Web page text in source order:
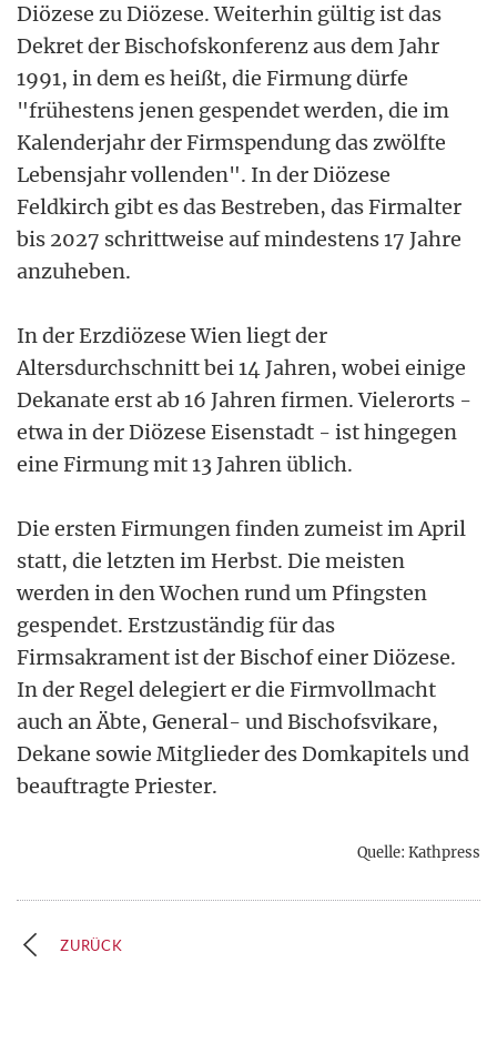
Diözese zu Diözese. Weiterhin gültig ist das
Dekret der Bischofskonferenz aus dem Jahr
1991, in dem es heißt, die Firmung dürfe
"frühestens jenen gespendet werden, die im
Kalenderjahr der Firmspendung das zwölfte
Lebensjahr vollenden". In der Diözese
Feldkirch gibt es das Bestreben, das Firmalter
bis 2027 schrittweise auf mindestens 17 Jahre
anzuheben.
In der Erzdiözese Wien liegt der
Altersdurchschnitt bei 14 Jahren, wobei einige
Dekanate erst ab 16 Jahren firmen. Vielerorts -
etwa in der Diözese Eisenstadt - ist hingegen
eine Firmung mit 13 Jahren üblich.
Die ersten Firmungen finden zumeist im April
statt, die letzten im Herbst. Die meisten
werden in den Wochen rund um Pfingsten
gespendet. Erstzuständig für das
Firmsakrament ist der Bischof einer Diözese.
In der Regel delegiert er die Firmvollmacht
auch an Äbte, General- und Bischofsvikare,
Dekane sowie Mitglieder des Domkapitels und
beauftragte Priester.
Quelle: Kathpress
ZURÜCK